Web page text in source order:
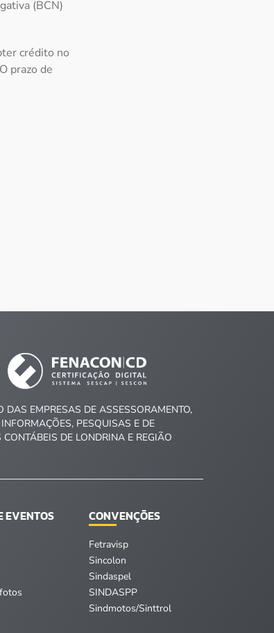
(BCN)
crédito no
prazo de
DAS EMPRESAS DE ASSESSORAMENTO,
PESQUISAS E DE
CONTÁBEIS DE LONDRINA E REGIÃO
EVENTOS CONVENÇÕES
Fetravisp
Sincolon
Sindaspel
SINDASPP
Sindmotos/Sinttrol